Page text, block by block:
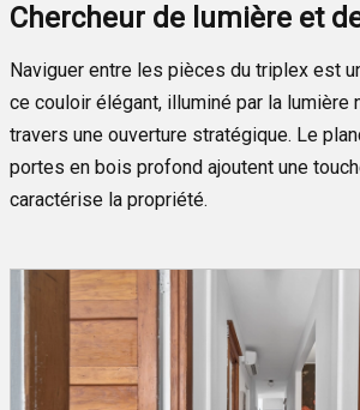
Chercheur de lumière et
Naviguer entre les pièces du triplex est
ce couloir élégant, illuminé par la lumière
travers une ouverture stratégique. Le
portes en bois profond ajoutent une
caractérise la propriété.